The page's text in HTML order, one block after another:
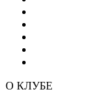
О КЛУБЕ